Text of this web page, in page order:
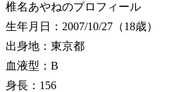
椎名あやねのプロフィール
生年月日：2007/10/27（18歳）
出身地：東京都
血液型：B
身長：156